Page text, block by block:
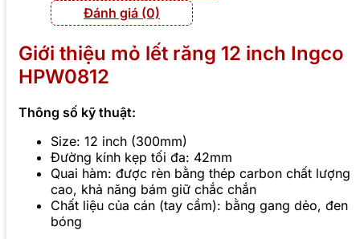
Đánh giá (0)
Giới thiệu mỏ lết răng 12 inch Ingco
HPW0812
Thông số kỹ thuật:
Size: 12 inch (300mm)
Đường kính kẹp tối đa: 42mm
Quai hàm: được rèn bằng thép carbon chất lượng
cao, khả năng bám giữ chắc chắn
Chất liệu của cán (tay cầm): bằng gang dẻo, đen
bóng